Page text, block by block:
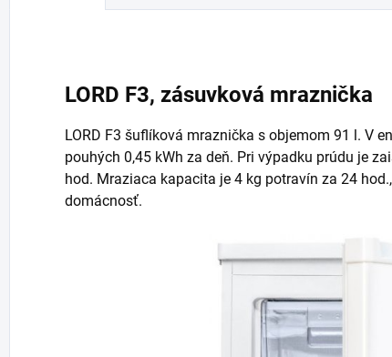
LORD F3, zásuvková mraznička
LORD F3 šuflíková mraznička s objemom 91 l. V
pouhých 0,45 kWh za deň. Pri výpadku prúdu je
hod. Mraziaca kapacita je 4 kg potravín za 24
domácnosť.